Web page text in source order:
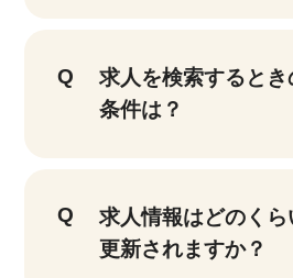
求人を検索すると
条件は？
求人情報はどのく
更新されますか？